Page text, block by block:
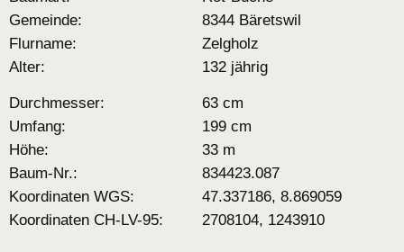
Gemeinde:
8344 Bäretswil
Flurname:
Zelgholz
Alter:
132 jährig
Durchmesser:
63 cm
Umfang:
199 cm
Höhe:
33 m
Baum-Nr.:
834423.087
Koordinaten WGS:
47.337186, 8.869059
Koordinaten CH-LV-95:
2708104, 1243910